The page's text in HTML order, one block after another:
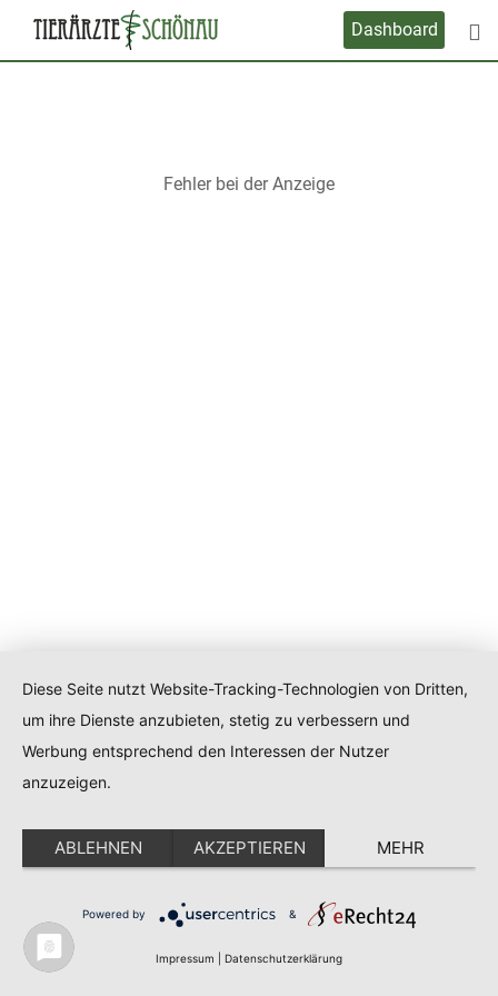
Dashboard
Fehler bei der Anzeige
Diese Seite nutzt Website-Tracking-Technologien von Dritten,
um ihre Dienste anzubieten, stetig zu verbessern und
Werbung entsprechend den Interessen der Nutzer
anzuzeigen.
ABLEHNEN AKZEPTIEREN MEHR
Powered by &
Impressum Datenschutzerklärung